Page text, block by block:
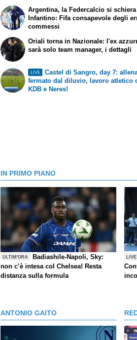
Argentina, la Federcalcio si
Infantino: Fifa consapevole degli
commessi
Oriali torna in Nazionale: l'ex
sarà solo team manager, i dettagli
LIVE
Castel di Sangro, day 7:
fermato dal diluvio, lavoro atletico
KDB e Neres!
IN PRIMO PIANO
ULTIM'ORA
Badiashile-Napoli, Sky:
non c’è intesa col Chelsea! Resta
distanza sulla formula
LIVE
ANTONIO GAITO